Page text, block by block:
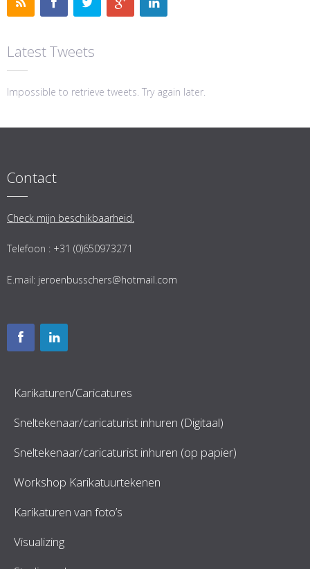
Latest Tweets
Impossible to retrieve tweets. Try again later.
Contact
Check mijn beschikbaarheid.
Telefoon : +31 (0)650973271
E.mail: jeroenbusschers@hotmail.com
Karikaturen/Caricatures
Sneltekenaar/caricaturist inhuren (Digitaal)
Sneltekenaar/caricaturist inhuren (op papier)
Workshop Karikatuurtekenen
Karikaturen van foto’s
Visualizing